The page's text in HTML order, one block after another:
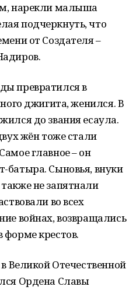
нарекли малыша
подчеркнуть, что
от Создателя –
превратился в
джигита, женился. В
до звания есаула.
жён тоже стали
главное – он
батыра. Сыновья, внуки
не запятнали
во всех
войнах, возвращались
крестов.
Великой Отечественной
Ордена Славы